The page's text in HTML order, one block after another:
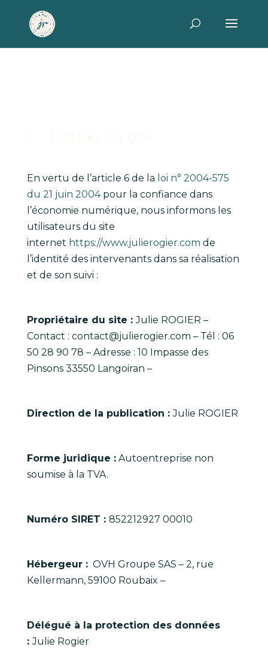
En vertu de l’article 6 de la loi n° 2004-575
du 21 juin 2004pour la confiance dans
l’économie numérique, nous informons les
utilisateurs du site
internet https://www.julierogier.com de
l’identité des intervenants dans sa réalisation
et de son suivi :
Propriétaire du site :Julie ROGIER –
Contact : contact@julierogier.com – Tél : 06
50 28 90 78 – Adresse : 10 Impasse des
Pinsons 33550 Langoiran –
Direction de la publication :Julie ROGIER
Forme juridique :Autoentreprise non
soumise à la TVA.
Numéro SIRET : 852212927 00010
Hébergeur :OVH Groupe SAS – 2, rue
Kellermann, 59100 Roubaix –
Délégué à la protection des données
:Julie Rogier